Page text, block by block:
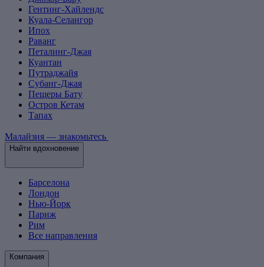
Гентинг-Хайлендс
Куала-Селангор
Ипох
Раванг
Петалинг-Джая
Куантан
Путраджайя
Субанг-Джая
Пещеры Бату
Остров Кетам
Тапах
Малайзия — знакомьтесь
Найти вдохновение
Барселона
Лондон
Нью-Йорк
Париж
Рим
Все направления
Компания